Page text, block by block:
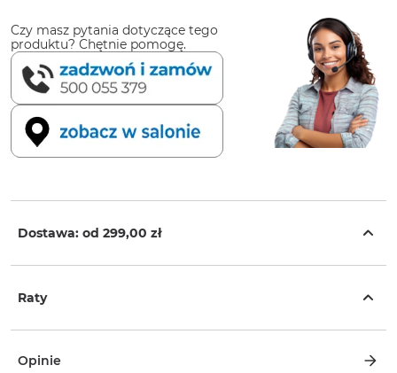
Czy masz pytania dotyczące tego
produktu? Chętnie pomogę.
Dostawa: od 299,00 zł
Raty
Opinie